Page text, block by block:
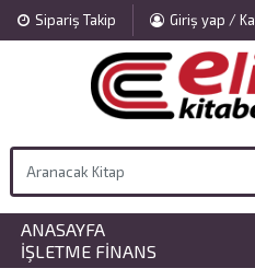
Sipariş Takip Giriş yap /
ANASAYFA
İŞLETME FINANS